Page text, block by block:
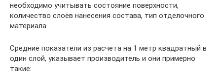
необходимо учитывать состояние поверхности,
количество слоёв нанесения состава, тип отделочного
материала.
Средние показатели из расчета на 1 метр квадратный в
один слой, указывает производитель и они примерно
такие: